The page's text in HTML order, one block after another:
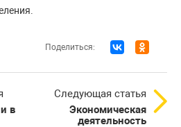
Поделиться:
в
Следующая статья
Экономическая
деятельность